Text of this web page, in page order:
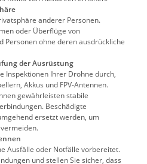
anderer Personen.
oder Überflüge von
Personen ohne deren ausdrückliche
der Ausrüstung
Inspektionen Ihrer Drohne durch,
Akkus und FPV-Antennen.
gewährleisten stabile
Beschädigte
ersetzt werden, um
Ausfälle oder Notfälle vorbereitet.
und stellen Sie sicher, dass